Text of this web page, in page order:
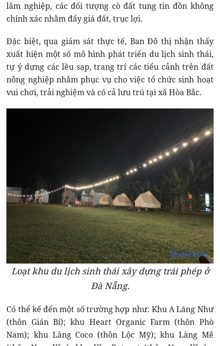
lâm nghiệp, các đối tượng cò đất tung tin đồn không
chính xác nhằm đẩy giá đất, trục lợi.
Đặc biệt, qua giám sát thực tế, Ban Đô thị nhận thấy
xuất hiện một số mô hình phát triển du lịch sinh thái,
tự ý dựng các lều sạp, trang trí các tiểu cảnh trên đất
nông nghiệp nhằm phục vụ cho việc tổ chức sinh hoạt
vui chơi, trải nghiệm và có cả lưu trú tại xã Hòa Bắc.
Loạt khu du lịch sinh thái xây dựng trái phép ở
Đà Nẵng.
Có thể kể đến một số trường hợp như: Khu A Lăng Như
(thôn Gián Bí); khu Heart Organic Farm (thôn Phò
Nam); khu Làng Coco (thôn Lộc Mỹ); khu Làng Mê